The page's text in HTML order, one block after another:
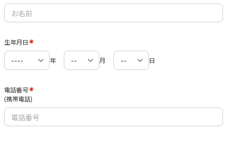
生年月日
年 月 日
電話番号
(携帯電話)